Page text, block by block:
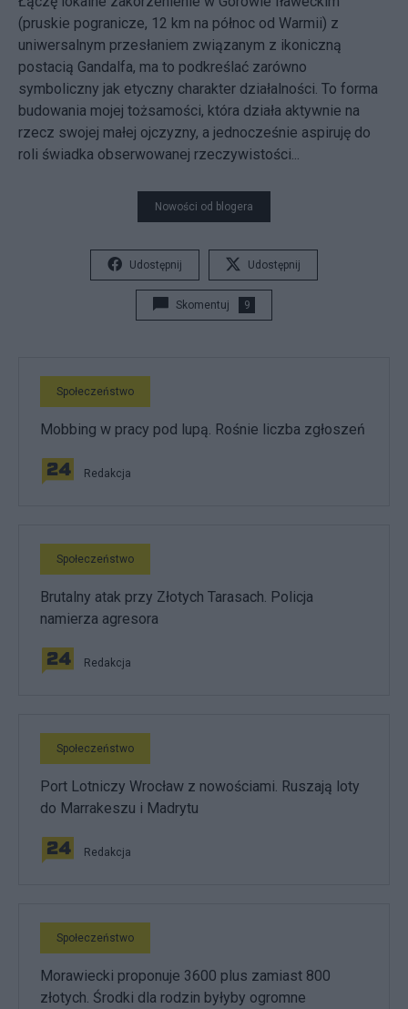
(pruskie pogranicze, 12 km na północ od Warmii) z
uniwersalnym przesłaniem związanym z ikoniczną
postacią Gandalfa, ma to podkreślać zarówno
symboliczny jak etyczny charakter działalności. To forma
budowania mojej tożsamości, która działa aktywnie na
rzecz swojej małej ojczyzny, a jednocześnie aspiruję do
roli świadka obserwowanej rzeczywistości...
Nowości od blogera
Udostępnij Udostępnij
Skomentuj 9
Społeczeństwo
Mobbing w pracy pod lupą. Rośnie liczba zgłoszeń
Redakcja
Społeczeństwo
Brutalny atak przy Złotych Tarasach. Policja
namierza agresora
Redakcja
Społeczeństwo
Port Lotniczy Wrocław z nowościami. Ruszają loty
do Marrakeszu i Madrytu
Redakcja
Społeczeństwo
Morawiecki proponuje 3600 plus zamiast 800
złotych. Środki dla rodzin byłyby ogromne